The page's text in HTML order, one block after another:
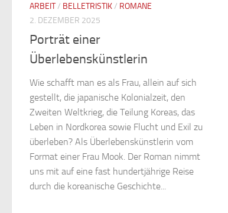
ARBEIT/ BELLETRISTIK/ ROMANE
2. DEZEMBER 2025
Porträt einer
Überlebenskünstlerin
Wie schafft man es als Frau, allein auf sich
gestellt, die japanische Kolonialzeit, den
Zweiten Weltkrieg, die Teilung Koreas, das
Leben in Nordkorea sowie Flucht und Exil zu
überleben? Als Überlebenskünstlerin vom
Format einer Frau Mook. Der Roman nimmt
uns mit auf eine fast hundertjährige Reise
durch die koreanische Geschichte...